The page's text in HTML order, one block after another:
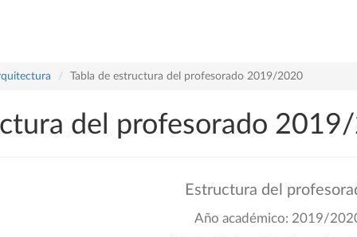
Tabla de estructura del profesorado 2019/2020
del profesorado
Estructura del
Año académico: 2019/